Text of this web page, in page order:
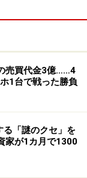
れば、PERや
われる銘柄を購
を買えば利益
という実績が根
ます。株の法則
売買代金3億……4
1台で戦った勝負
「謎のクセ」を
家が1カ月で1300